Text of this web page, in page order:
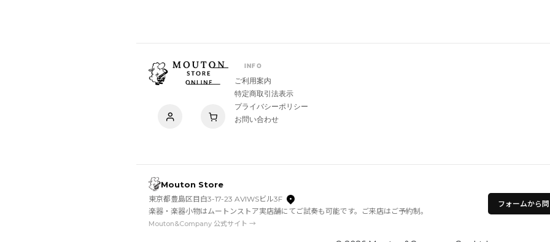
INFO
ご利用案内
特定商取引法表示
プライバシーポリシー
お問い合わせ
Mouton Store
東京都豊島区目白3-17-23 AVIWSビル3F
楽器・楽器小物はムートンストア実店舗にてご試奏も可能です。ご来店はご予約制。
Mouton&Company 公式サイト →
フォームから